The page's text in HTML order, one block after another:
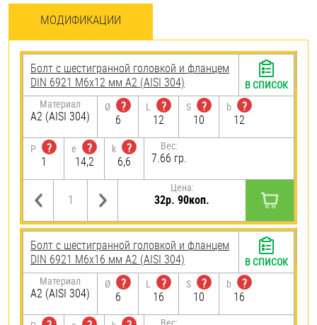
МОДИФИКАЦИИ
Болт с шестигранной головкой и фланцем
DIN 6921 М6х12 мм А2 (AISI 304)
Материал
А2 (AISI 304)
Ø
?
6
L
?
12
S
?
10
b
?
12
P
?
1
e
?
14,2
k
?
6,6
Вес:
7.66 гр.
Цена:
32р. 90коп.
В СПИСОК
Болт с шестигранной головкой и фланцем
DIN 6921 М6х16 мм А2 (AISI 304)
Материал
А2 (AISI 304)
Ø
?
6
L
?
16
S
?
10
b
?
16
В СПИСОК